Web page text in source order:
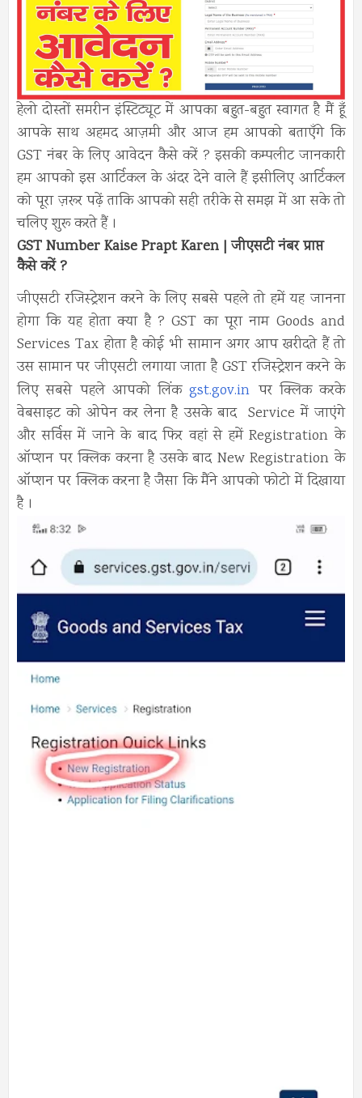
हेलो दोस्तों समरीन इंस्टिट्यूट में आपका बहुत-बहुत स्वागत है मैं हूँ
आपके साथ अहमद आज़मी और आज हम आपको बताएँगे कि
GST नंबर के लिए आवेदन कैसे करें ? इसकी कम्पलीट जानकारी
हम आपको इस आर्टिकल के अंदर देने वाले हैं इसीलिए आर्टिकल
को पूरा ज़रूर पढ़ें ताकि आपको सही तरीके से समझ में आ सके तो
चलिए शुरू करते हैं ।
GST Number Kaise Prapt Karen | जीएसटी नंबर प्राप्त
कैसे करें ?
जीएसटी रजिस्ट्रेशन करने के लिए सबसे पहले तो हमें यह जानना
होगा कि यह होता क्या है ? GST का पूरा नाम Goods and
Services Tax होता है कोई भी सामान अगर आप खरीदते हैं तो
उस सामान पर जीएसटी लगाया जाता है GST रजिस्ट्रेशन करने के
लिए सबसे पहले आपको लिंकgst.gov.in पर क्लिक करके
वेबसाइट को ओपेन कर लेना है उसके बाद Service में जाएंगे
और सर्विस में जाने के बाद फिर वहां से हमें Registration के
ऑप्शन पर क्लिक करना है उसके बाद New Registration के
ऑप्शन पर क्लिक करना है जैसा कि मैंने आपको फोटो में दिखाया
है ।